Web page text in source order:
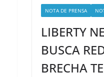
NOTA DE PRENSA
LIBERTY
BUSCA
BRECHA